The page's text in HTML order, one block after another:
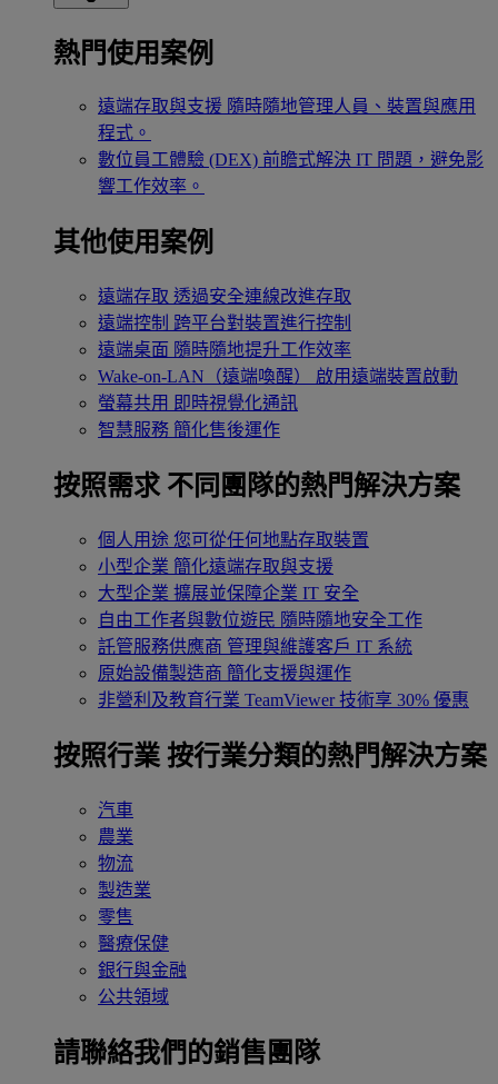
熱門使用案例
遠端存取與支援 隨時隨地管理人員、裝置與應用
程式。
數位員工體驗 (DEX) 前瞻式解決 IT 問題，避免影
響工作效率。
其他使用案例
遠端存取 透過安全連線改進存取
遠端控制 跨平台對裝置進行控制
遠端桌面 隨時隨地提升工作效率
Wake-on-LAN（遠端喚醒）
啟用遠端裝置啟動
螢幕共用 即時視覺化通訊
智慧服務 簡化售後運作
按照需求 不同團隊的熱門解決方案
個人用途 您可從任何地點存取裝置
小型企業 簡化遠端存取與支援
大型企業 擴展並保障企業 IT 安全
自由工作者與數位遊民 隨時隨地安全工作
託管服務供應商 管理與維護客戶 IT 系統
原始設備製造商 簡化支援與運作
非營利及教育行業 TeamViewer 技術享 30% 優惠
按照行業 按行業分類的熱門解決方案
汽車
農業
物流
製造業
零售
醫療保健
銀行與金融
公共領域
請聯絡我們的銷售團隊